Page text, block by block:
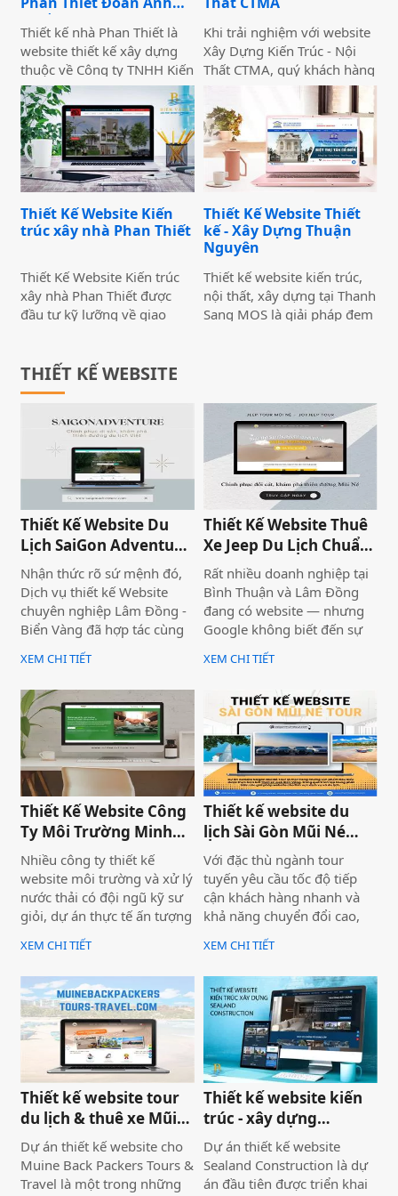
đầy đủ, toàn diện.
chân khách hàng của bạn.
Quốc
Thiết kế nhà Phan Thiết là
website thiết kế xây dựng
thuộc về Công ty TNHH Kiến
trúc Xây Dựng Đoàn Anh
Quốc. Website cung cấp
thông tin về những công
trình kiến trúc nổi bật của
công ty được chia thành các
thư mục như Biệt thư, Nhà
đã và đang thi công của
công ty. Thiết kế nhà Phan
nghiên cứu kỹ lưỡng về cấu
trúc website chuẩn SEO,
giúp website dễ dàng lên
Khi trải nghiệm với website
Xây Dựng Kiến Trúc - Nội
Thất CTMA, quý khách hàng
sẽ cảm thấy giao diện sáng
sủa, dễ nhìn, hình ảnh đẹp,
thông tin hấp dẫn và được
thiết kế màu sắc hài hòa và
điểm nhấn thích hợp.
Website tương thích với
động.
Thiết Kế Website Kiến
trúc xây nhà Phan Thiết
Thiết Kế Website Kiến trúc
xây nhà Phan Thiết được
đầu tư kỹ lưỡng về giao
phong các hiện đại, trẻ
trung. Khi trải nghiệm với
quý khách hàng sẽ cảm
thấy giao diện sáng sủa, dễ
nhìn, hình ảnh đẹp, thông
tin hấp dẫn và được thiết kế
màu sắc hài hòa và điểm
nhấn thích hợp. Website
tương thích với máy tính và
các thiết bị di động.
Thiết Kế Website Thiết
kế - Xây Dựng Thuận
Nguyên
Thiết kế website kiến trúc,
nội thất, xây dựng tại Thanh
Sang MOS là giải pháp đem
xây dựng hoàn hảo nhất.
THIẾT KẾ WEBSITE
Thiết Kế Website Du
Lịch SaiGon Adventure
- Top tour Saigon
Nhận thức rõ sứ mệnh đó,
Dịch vụ thiết kế Website
chuyên nghiệp Lâm Đồng -
Biển Vàng đã hợp tác cùng
thương hiệu SaiGon
Adventure để triển khai dự
án thiết kế website du lịch
cao cấp tại địa chỉ
saigonadventure.com. Dự
án không chỉ giúp SaiGon
Adventure khẳng định vị
thế dẫn đầu trong mảng
tour trải nghiệm Sài Gòn &
Việt Nam mà còn là minh
chứng cho năng lực công
nghệ và tư duy UX/UI hiện
đại từ Biển Vàng.
XEM CHI TIẾT
Thiết Kế Website Thuê
Xe Jeep Du Lịch Chuẩn
SEO 2026 | JoyJeep
Rất nhiều doanh nghiệp tại
Bình Thuận và Lâm Đồng
đang có website — nhưng
Google không biết đến sự
tồn tại của họ. Không có
khách từ tìm kiếm tự nhiên,
dung đều trở nên vô nghĩa.
Vấn đề không nằm ở nội
dung hay thiếu ngân sách
quảng cáo — mà nằm ngay
ở nền tảng: website chưa
được thiết kế chuẩn SEO
2026 từ đầu.
XEM CHI TIẾT
Thiết Kế Website Công
Ty Môi Trường Minh
Đạt - Lâm Đồng
Nhiều công ty thiết kế
website môi trường và xử lý
nước thải có đội ngũ kỹ sư
giỏi, dự án thực tế ấn tượng
— nhưng website lại sơ sài,
tải chậm, không có trên
Google. Hệ quả là hợp đồng
B2B bị đối thủ có website
chuyên nghiệp hơn giành
mất, dù năng lực kỹ thuật
của bạn hoàn toàn vượt
XEM CHI TIẾT
Thiết kế website du
lịch Sài Gòn Mũi Né
Tour
Với đặc thù ngành tour
tuyến yêu cầu tốc độ tiếp
cận khách hàng nhanh và
khả năng chuyển đổi cao,
dự án không chỉ được xây
dựng như một website giới
thiệu thông tin, mà được
định hướng trở thành một
công cụ hỗ trợ bán hàng
thực tế.
XEM CHI TIẾT
Thiết kế website tour
du lịch & thuê xe Mũi
Né
Dự án thiết kế website cho
Muine Back Packers Tours &
Travel là một trong những
Thiết kế website kiến
trúc - xây dựng
Sealand Construction
Dự án thiết kế website
Sealand Construction là dự
án đầu tiên được triển khai